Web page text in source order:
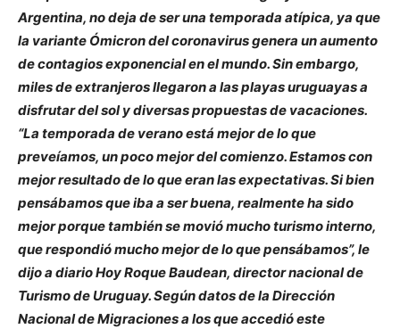
Argentina, no deja de ser una temporada atípica, ya que
la variante Ómicron del coronavirus genera un aumento
de contagios exponencial en el mundo. Sin em­bargo,
miles de extranjeros llegaron a las playas uruguayas a
disfrutar del sol y diversas propuestas de vacaciones.
“La temporada de verano está mejor de lo que
preveíamos, un poco mejor del comienzo. Estamos con
mejor resultado de lo que eran las expectativas. Si bien
pensábamos que iba a ser buena, realmente ha sido
mejor porque también se movió mucho turismo interno,
que respondió mucho mejor de lo que pensábamos”, le
dijo a diario Hoy Roque Baudean, director nacional de
Turismo de Uruguay. Según datos de la Dirección
Nacional de Migraciones a los que accedió este